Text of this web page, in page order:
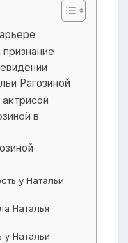
Рагозиной
в
у Натальи
Наталья
у Натальи